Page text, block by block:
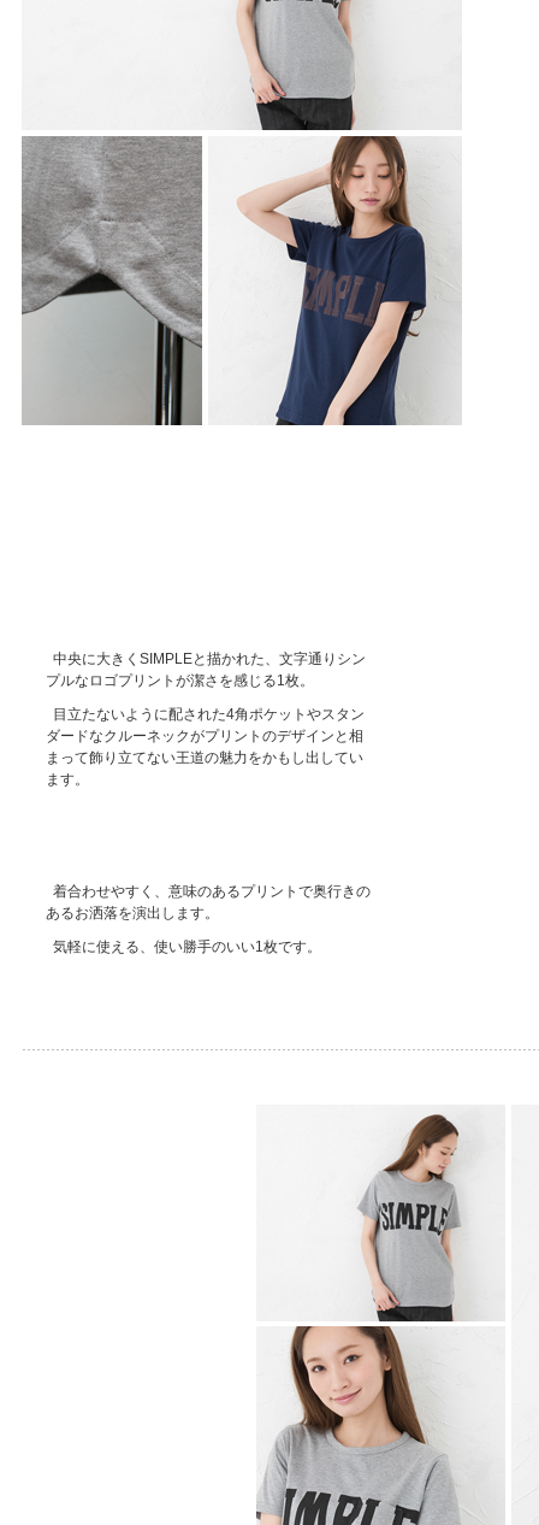
中央に大きくSIMPLEと描かれた、文字通りシン
プルなロゴプリントが潔さを感じる1枚。
目立たないように配された4角ポケットやスタン
ダードなクルーネックがプリントのデザインと相
まって飾り立てない王道の魅力をかもし出してい
ます。
着合わせやすく、意味のあるプリントで奥行きの
あるお洒落を演出します。
気軽に使える、使い勝手のいい1枚です。